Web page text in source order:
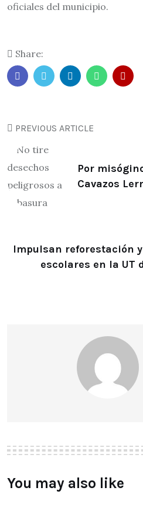
oficiales del municipio.
Share:
PREVIOUS ARTICLE
Por
Cavazos
Impulsan reforestación
escolares en la UT
You may also like